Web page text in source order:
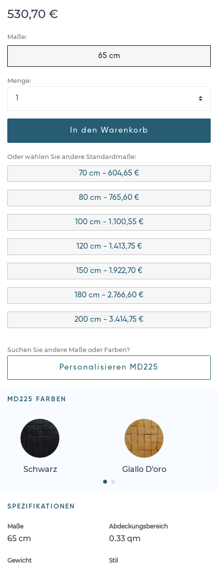
530,70 €
Maße:
65 cm
Menge:
In den Warenkorb
Oder wählen Sie andere Standardmaße:
70 cm - 604,65 €
80 cm - 765,60 €
100 cm - 1.100,55 €
120 cm - 1.413,75 €
150 cm - 1.922,70 €
180 cm - 2.766,60 €
200 cm - 3.414,75 €
Suchen Sie andere Maße oder Farben?
Personalisieren MD225
MD225 FARBEN
Schwarz Giallo D'oro
SPEZIFIKATIONEN
Maße
65 cm
Abdeckungsbereich
0.33 qm
Gewicht Stil